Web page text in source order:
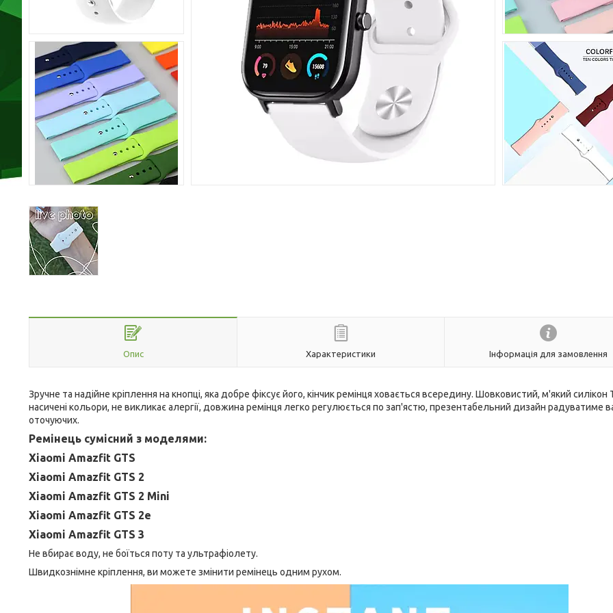
Опис Характеристики Інформація для замовлення
Зручне та надійне кріплення на кнопці, яка добре фіксує його, кінчик ремінця ховається всередину. Шовковистий, м'який силікон
насичені кольори, не викликає алергії, довжина ремінця легко регулюється по зап'ястю, презентабельний дизайн радуватиме
оточуючих.
Ремінець сумісний з моделями:
Xiaomi Amazfit GTS
Xiaomi Amazfit GTS 2
Xiaomi Amazfit GTS 2 Mini
Xiaomi Amazfit GTS 2e
Xiaomi Amazfit GTS 3
Не вбирає воду, не боїться поту та ультрафіолету.
Швидкознімне кріплення, ви можете змінити ремінець одним рухом.